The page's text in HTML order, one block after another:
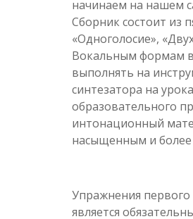
начинаем на нашем
Сборник состоит из
«Одноголосие»,
Вокальным формам в
выполнять на
синтезатора на
образовательного
интонационный
насыщенным и
Упражнения
является